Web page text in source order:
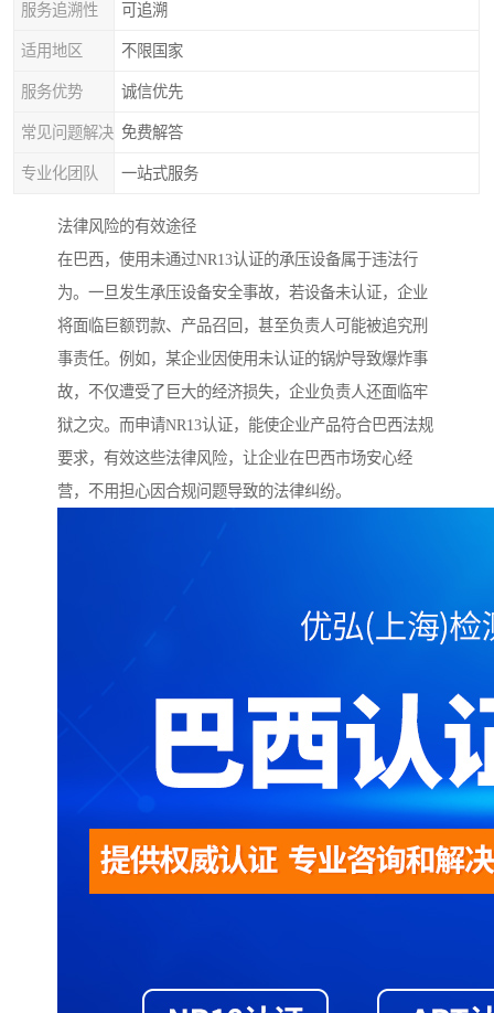
服务追溯性 可追溯
适用地区 不限国家
服务优势 诚信优先
常见问题解决 免费解答
专业化团队 一站式服务
法律风险的有效途径
在巴西，使用未通过NR13认证的承压设备属于违法行
为。一旦发生承压设备安全事故，若设备未认证，企业
将面临巨额罚款、产品召回，甚至负责人可能被追究刑
事责任。例如，某企业因使用未认证的锅炉导致爆炸事
故，不仅遭受了巨大的经济损失，企业负责人还面临牢
狱之灾。而申请NR13认证，能使企业产品符合巴西法规
要求，有效这些法律风险，让企业在巴西市场安心经
营，不用担心因合规问题导致的法律纠纷。